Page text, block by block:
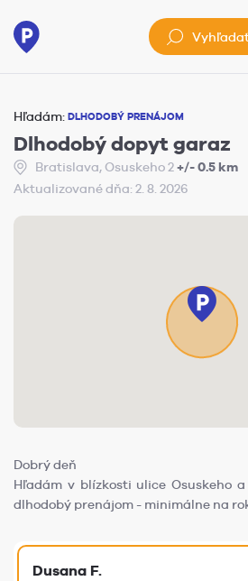
Hľadám: DLHODOBÝ PRENÁJOM
Dlhodobý dopyt garaz
Bratislava, Osuskeho 2+/- 0.5 km
Aktualizované dňa: 2. 8. 2026
Dobrý deň
Hľadám v blízkosti ulice Osuskeho
dlhodobý prenájom - minimálne na
Dusana F.